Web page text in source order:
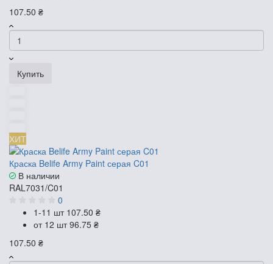
107.50 ₴
Купить
ХИТ
Краска Belife Army Paint серая C01
В наличии
RAL7031/C01
0
1-11 шт 107.50 ₴
от 12 шт96.75 ₴
107.50 ₴